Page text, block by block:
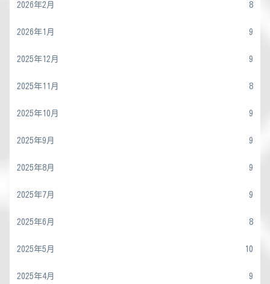
2026年2月 8
2026年1月 9
2025年12月 9
2025年11月 8
2025年10月 9
2025年9月 9
2025年8月 9
2025年7月 9
2025年6月 8
2025年5月 10
2025年4月 9